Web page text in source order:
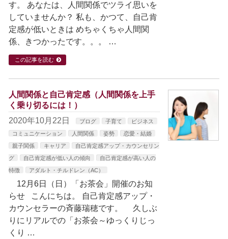
す。 あなたは、人間関係でツライ思いを
していませんか？ 私も、かつて、自己肯
定感が低いときは めちゃくちゃ人間関
係、きつかったです。。。 …
この記事を読む
人間関係と自己肯定感（人間関係を上手
く乗り切るには！）
2020年10月22日
ブログ 子育て
ビジネス
コミュニケーション
人間関係 姿勢
恋愛・結婚
親子関係
キャリア
自己肯定感アップ・カウンセリン
グ
自己肯定感が低い人の傾向
自己肯定感が高い人の
特徴
アダルト・チルドレン（AC）
12月6日（日）「お茶会」開催のお知
らせ こんにちは。 自己肯定感アップ・
カウンセラーの斉藤瑞穂です。 久しぶ
りにリアルでの「お茶会～ゆっくりじっ
くり …